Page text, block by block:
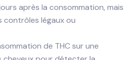
après la consommation, mais
contrôles légaux ou
de THC sur une